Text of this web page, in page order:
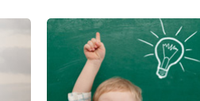
Ateliers de Méditation